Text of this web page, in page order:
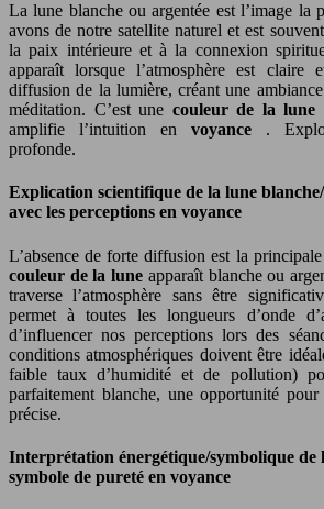
La lune blanche ou argentée est l’image la
avons de notre satellite naturel et est
la paix intérieure et à la connexion
apparaît lorsque l’atmosphère est claire
diffusion de la lumière, créant une
méditation. C’est une couleur de la lune
amplifie l’intuition en voyance .
profonde.
Explication scientifique de la lune
avec les perceptions en voyance
L’absence de forte diffusion est la
couleur de la lune apparaît blanche ou
traverse l’atmosphère sans être
permet à toutes les longueurs d’onde
d’influencer nos perceptions lors des
conditions atmosphériques doivent être
faible taux d’humidité et de pollution)
parfaitement blanche, une opportunité pour
précise.
Interprétation énergétique/symbolique de
symbole de pureté en voyance